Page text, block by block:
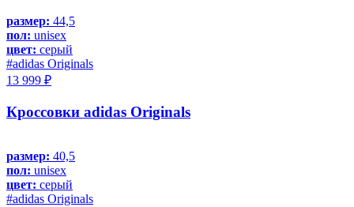
размер: 44,5
пол: unisex
цвет: серый
#adidas Originals
13 999 ₽
Кроссовки adidas Originals
размер: 40,5
пол: unisex
цвет: серый
#adidas Originals